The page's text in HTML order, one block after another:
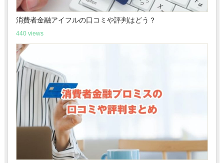
消費者金融アイフルの口コミや評判はどう？
440 views